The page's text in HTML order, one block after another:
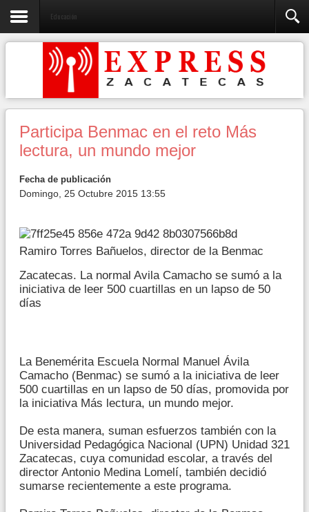
Educación
Participa Benmac en el reto Más
lectura, un mundo mejor
Fecha de publicación
Domingo, 25 Octubre 2015 13:55
Ramiro Torres Bañuelos, director de la Benmac
Zacatecas. La normal Avila Camacho se sumó a la
iniciativa de leer 500 cuartillas en un lapso de 50
días
La Benemérita Escuela Normal Manuel Ávila
Camacho (Benmac) se sumó a la iniciativa de leer
500 cuartillas en un lapso de 50 días, promovida por
la iniciativa Más lectura, un mundo mejor.
De esta manera, suman esfuerzos también con la
Universidad Pedagógica Nacional (UPN) Unidad 321
Zacatecas, cuya comunidad escolar, a través del
director Antonio Medina Lomelí, también decidió
sumarse recientemente a este programa.